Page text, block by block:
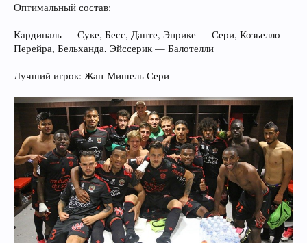
Оптимальный состав:
Кардиналь — Суке, Бесс, Данте, Энрике — Сери, Козьелло —
Перейра, Бельханда, Эйссерик — Балотелли
Лучший игрок: Жан-Мишель Сери